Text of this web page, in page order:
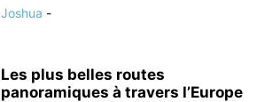
Joshua -
Les plus belles routes
panoramiques à travers l’Europe